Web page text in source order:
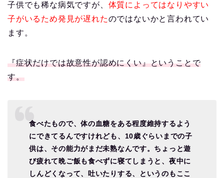
子供でも稀な病気ですが、 体質によってはなりやすい
子がいるため発見が遅れたのではないかと言われてい
ます。
『症状だけでは故意性が認めにくい』ということで
す。
食べたもので、体の血糖をある程度維持するよう
にできてるんですけれども、10歳ぐらいまでの子
供は、その能力がまだ未熟なんです。ちょっと遊
び疲れて晩ご飯も食べずに寝てしまうと、夜中に
しんどくなって、吐いたりする、というのもここ